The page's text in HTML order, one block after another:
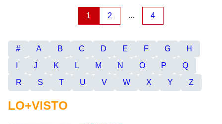
1 2 ... 4
# A B C D E F G
H
J K L M N O P
Q
R
S T U V W X Y Z
LO+VISTO